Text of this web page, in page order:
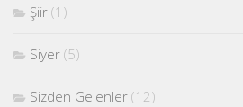
Şiir (1)
Siyer (5)
Sizden Gelenler (12)